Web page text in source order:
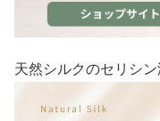
天然シルクのセリシ